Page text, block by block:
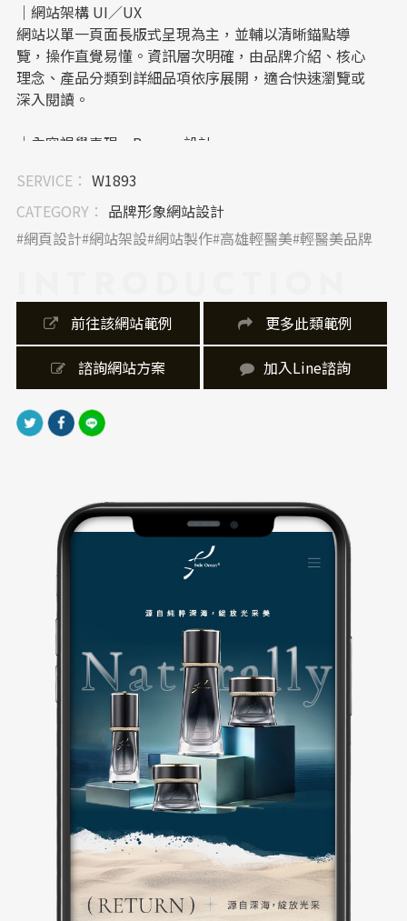
｜網站架構 UI／UX
網站以單一頁面長版式呈現為主，並輔以清晰錨點導
覽，操作直覺易懂。資訊層次明確，由品牌介紹、核心
理念、產品分類到詳細品項依序展開，適合快速瀏覽或
深入閱讀。
｜內容視覺表現，Banner 設計
視覺商品及海洋元素，增添沉浸式品牌體驗。細部視覺
運用柔焦海水紋理，呼應產品來源。
｜網站製作，技術細節
態微互動強化質感，後台則以易於維護的 CMS 管理產
品內容。
SERVICE： W1893
CATEGORY： 品牌形象網站設計
網頁設計 網站架設 網站製作 高雄輕醫美 輕醫美品牌
前往該網站範例 更多此類範例
諮詢網站方案 加入Line諮詢